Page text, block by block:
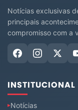
Notícias exclusivas
principais
compromisso com a
INSTITUCIONAL
Notícias